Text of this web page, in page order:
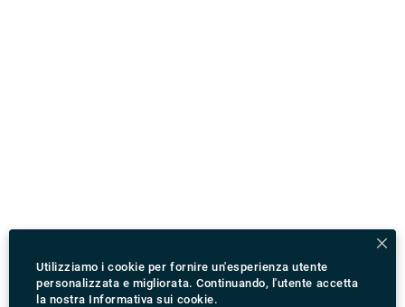
Utilizziamo i cookie per fornire un'esperienza utente
personalizzata e migliorata. Continuando, l'utente accetta
la nostra Informativa sui cookie.